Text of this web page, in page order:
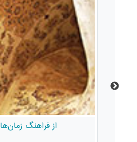
از فراهنگ زمان‌ها